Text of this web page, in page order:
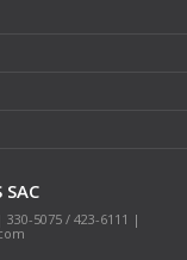
SAC
5075 / 423-6111 |